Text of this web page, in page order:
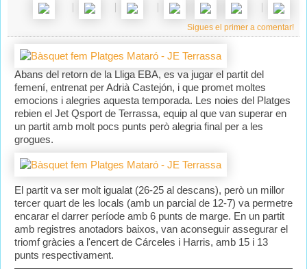
Sigues el primer a comentar!
Abans del retorn de la Lliga EBA, es va jugar el partit del
femení, entrenat per Adrià Castejón, i que promet moltes
emocions i alegries aquesta temporada. Les noies del Platges
rebien el Jet Qsport de Terrassa, equip al que van superar en
un partit amb molt pocs punts però alegria final per a les
grogues.
El partit va ser molt igualat (26-25 al descans), però un millor
tercer quart de les locals (amb un parcial de 12-7) va permetre
encarar el darrer període amb 6 punts de marge. En un partit
amb registres anotadors baixos, van aconseguir assegurar el
triomf gràcies a l'encert de Cárceles i Harris, amb 15 i 13
punts respectivament.